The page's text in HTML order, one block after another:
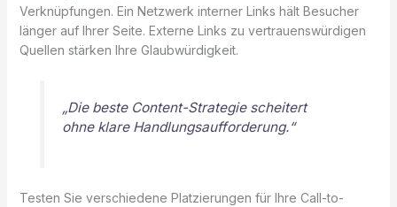
Verknüpfungen. Ein Netzwerk interner Links hält Besucher
länger auf Ihrer Seite. Externe Links zu vertrauenswürdigen
Quellen stärken Ihre Glaubwürdigkeit.
„Die beste Content-Strategie scheitert
ohne klare Handlungsaufforderung.“
Testen Sie verschiedene Platzierungen für Ihre Call-to-